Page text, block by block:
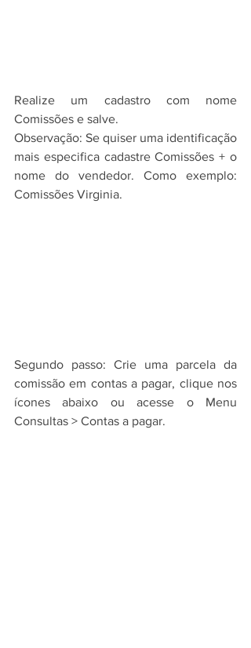
Realize um cadastro com nome
Comissões e salve.
Observação: Se quiser uma identificação
mais especifica cadastre Comissões + o
nome do vendedor. Como exemplo:
Comissões Virginia.
Segundo passo: Crie uma parcela da
comissão em contas a pagar, clique nos
ícones abaixo ou acesse o Menu
Consultas > Contas a pagar.